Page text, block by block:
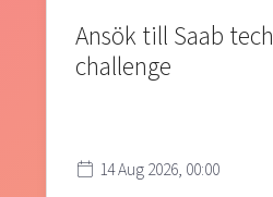
Ansök till Saab tech
challenge
14 Aug 2026, 00:00